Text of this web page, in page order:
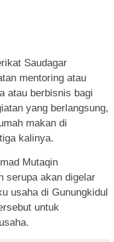
Saudagar
mentoring atau
atau berbisnis bagi
yang berlangsung,
makan di
kalinya.
Mutaqin
serupa akan digelar
usaha di Gunungkidul
untuk